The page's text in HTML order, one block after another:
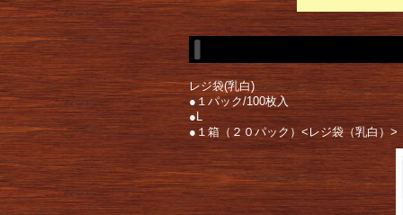
レジ袋(乳白)
●１パック/100枚入
●L
●１箱（２０パック）<レジ袋（乳白）>